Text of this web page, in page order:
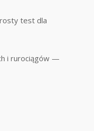
test dla
i rurociągów —